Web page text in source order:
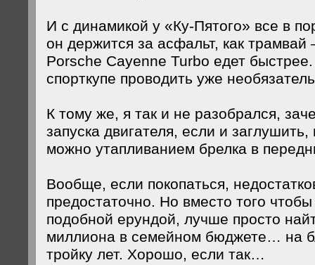
И с динамикой у «Ку-Пятого» все в
он держится за асфальт, как
Porsche Cayenne Turbo едет
спорткупе проводить уже
К тому же, я так и не разобрался,
запуска двигателя, если и
можно утапливанием брелка в
Вообще, если покопаться,
предостаточно. Но вместо того
подобной ерундой, лучше просто
миллиона в семейном бюджете… на
тройку лет. Хорошо, если так…